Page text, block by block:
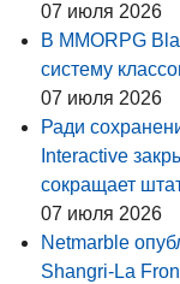
07 июля 2026
В MMORPG
систему
07 июля 2026
Ради
Interactive
сокращает
07 июля 2026
Netmarble
Shangri-La